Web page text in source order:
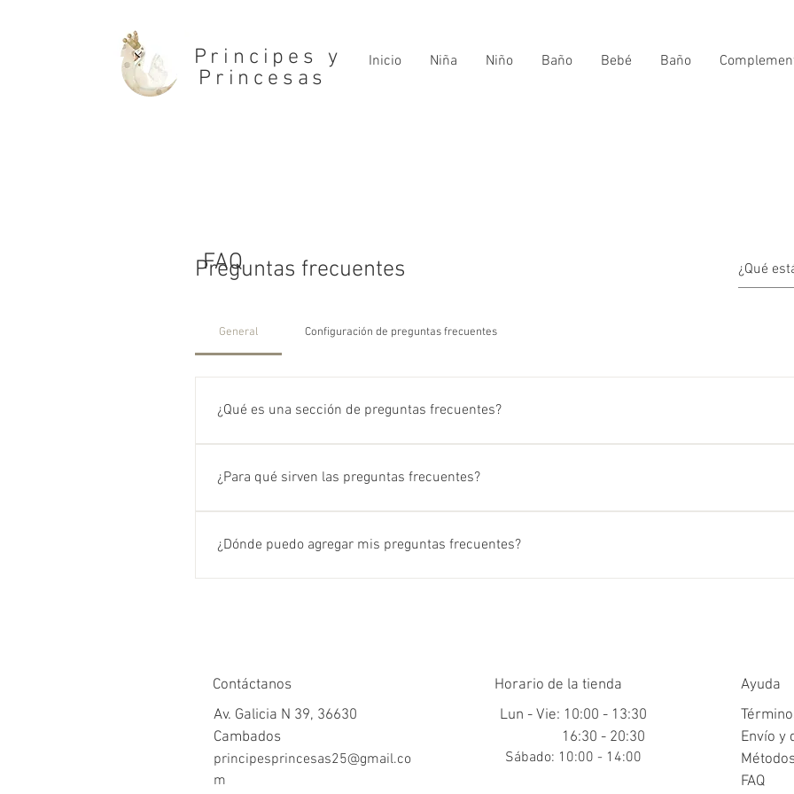
Principes y
Princesas
Inicio Niña Niño Baño Bebé Baño
FAQ
Preguntas frecuentes
General Configuración de preguntas frecuentes
¿Qué es una sección de preguntas frecuentes?
dónde haces envíos?", "¿Cuál es el horario de atención?" o "¿Cómo se puede reservar un
¿Para qué sirven las preguntas frecuentes?
preguntas comunes sobre tu negocio y crear una mejor experiencia de navegación.
¿Dónde puedo agregar mis preguntas frecuentes?
Contáctanos
Av. Galicia N 39, 36630
Cambados
principesprincesas25@gmail.co
m
Horario de la tienda
Lun - Vie: 10:00 - 13:30
16:30 - 20:30
​​Sábado: 10:00 - 14:00
Ayuda
Envío y
FAQ